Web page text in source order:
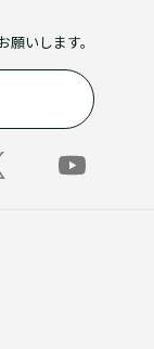
願いします。